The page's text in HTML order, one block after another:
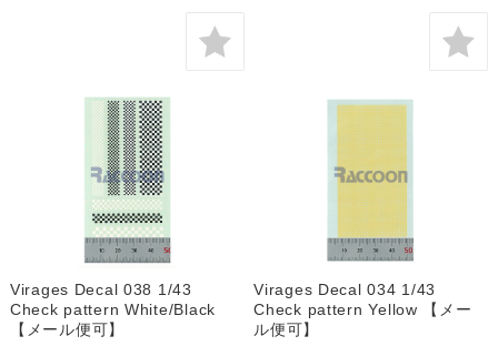
Virages Decal 038 1/43
Check pattern White/Black
【メール便可】
Virages Decal 034 1/43
Check pattern Yellow 【メー
ル便可】